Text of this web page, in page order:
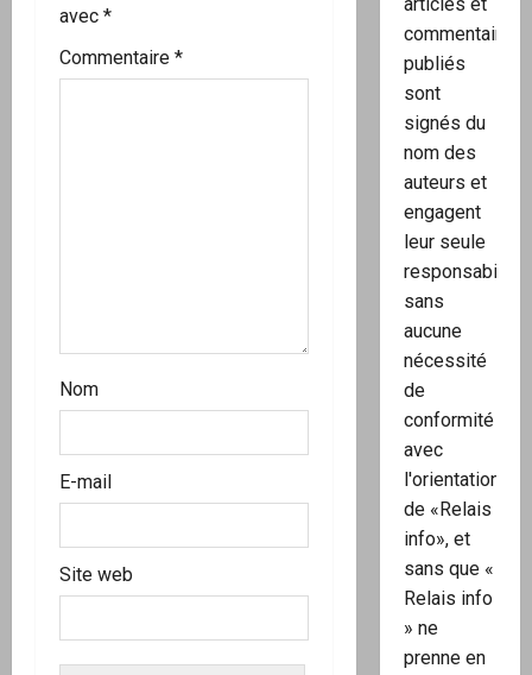
avec *
Commentaire *
Nom
E-mail
Site web
commentaires
publiés
sont
signés du
nom des
auteurs et
engagent
leur seule
responsabilité,
sans
aucune
nécessité
de
conformité
avec
l'orientation
de «Relais
info», et
sans que «
Relais info
» ne
prenne en